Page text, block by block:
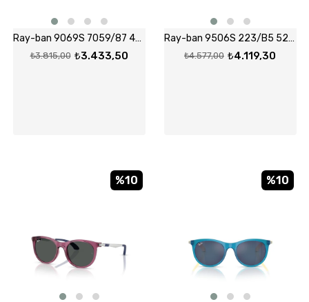
Ray-ban 9069S 7059/87 48-16 Güneş Gözlüğü
₺3.433,50
₺3.815,00
Ray-ban 9506S 223/B5 52-14 Güneş Gözlüğü
₺4.119,30
₺4.577,00
%10 %10